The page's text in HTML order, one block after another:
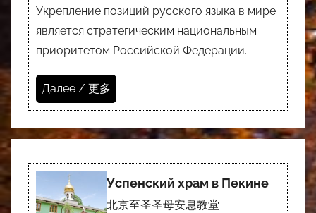
Укрепление позиций русского языка в мире
является стратегическим национальным
приоритетом Российской Федерации.
Далее / 更多
Успенский храм в Пекине
北京至圣圣母安息教堂